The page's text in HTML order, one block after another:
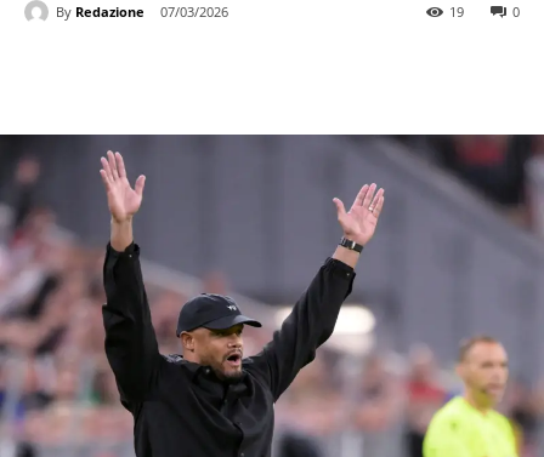
By Redazione 07/03/2026 0
19